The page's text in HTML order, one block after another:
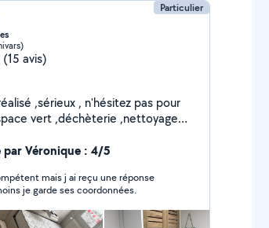
Particulier
(15 avis)
A votre service !!
par Véronique : 4/5
mais j ai reçu une réponse
Néanmoins je garde ses coordonnées.